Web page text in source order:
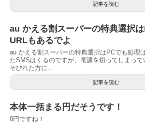
記事を読む
au かえる割スーパーの特典選択
URLもあるでよ
au かえる割スーパーの特典選択はPCでも処理
たSMSはくるのですが、電源を切ってしまって
そびれた方に...
記事を読む
本体一括まる円だそうです！
0円ですね！